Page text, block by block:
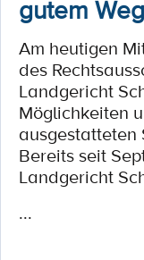
gutem
Am heutigen
des
Landgericht
Möglichkeiten
ausgestatteten
Bereits seit
Landgericht
...